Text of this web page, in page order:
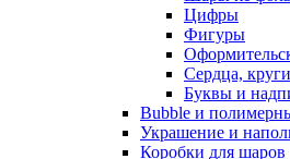
Цифры
Фигуры
Сердца,
Буквы и
Bubble и
Украшение и
Коробки для шаров